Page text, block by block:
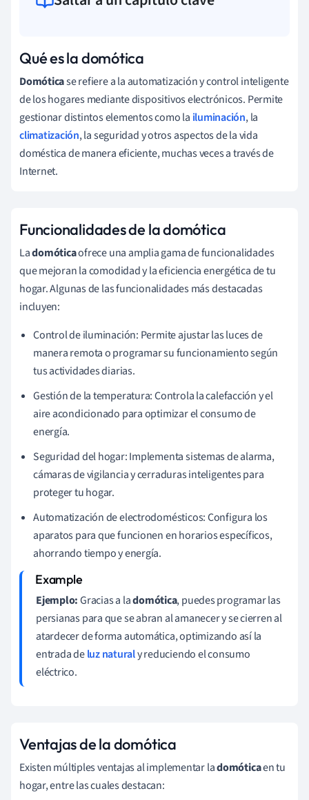
Qué es la domótica
Domóticase refiere a la automatización y control inteligente
de los hogares mediante dispositivos electrónicos. Permite
gestionar distintos elementos como la iluminación, la
climatización, la seguridad y otros aspectos de la vida
doméstica de manera eficiente, muchas veces a través de
Internet.
Funcionalidades de la domótica
Ladomóticaofrece una amplia gama de funcionalidades
que mejoran la comodidad y la eficiencia energética de tu
hogar. Algunas de las funcionalidades más destacadas
incluyen:
Control de iluminación: Permite ajustar las luces de
manera remota o programar su funcionamiento según
tus actividades diarias.
Gestión de la temperatura: Controla la calefacción y el
aire acondicionado para optimizar el consumo de
energía.
Seguridad del hogar: Implementa sistemas de alarma,
cámaras de vigilancia y cerraduras inteligentes para
proteger tu hogar.
Automatización de electrodomésticos: Configura los
aparatos para que funcionen en horarios específicos,
ahorrando tiempo y energía.
Ejemplo:Gracias a ladomótica, puedes programar las
persianas para que se abran al amanecer y se cierren al
atardecer de forma automática, optimizando así la
entrada deluz naturaly reduciendo el consumo
eléctrico.
Ventajas de la domótica
Existen múltiples ventajas al implementar ladomóticaen tu
hogar, entre las cuales destacan: